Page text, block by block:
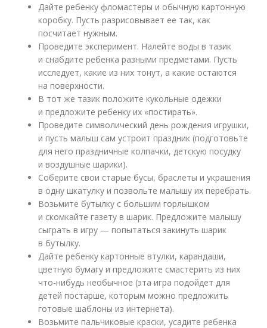
Дайте ребенку фломастеры и обычную картонную
коробку. Пусть разрисовывает ее так, как
посчитает нужным.
Проведите эксперимент. Налейте воды в тазик
и снабдите ребенка разными предметами. Пусть
исследует, какие из них тонут, а какие остаются
на поверхности.
В тот же тазик положите кукольные одежки
и предложите ребенку их «постирать».
Проведите символический день рождения игрушки,
и пусть малыш сам устроит праздник (подготовьте
для него праздничные колпачки, детскую посудку
и воздушные шарики).
Соберите свои старые бусы, браслеты и украшения
в одну шкатулку и позвольте малышу их перебрать.
Возьмите бутылку с большим горлышком
и скомкайте газету в шарик. Предложите малышу
сыграть в игру — попытаться закинуть шарик
в бутылку.
Дайте ребенку картонные втулки, карандаши,
цветную бумагу и предложите смастерить из них
что-нибудь необычное (эта игра подойдет для
детей постарше, которым можно предложить
готовые шаблоны из интернета).
Возьмите пальчиковые краски, усадите ребенка